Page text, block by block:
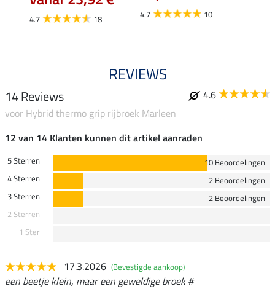
4.7 18 4.7 10
REVIEWS
14 Reviews
4.6
voor Hybrid thermo grip rijbroek Marleen
12 van 14 Klanten kunnen dit artikel aanraden
5 Sterren
10 Beoordelingen
4 Sterren
2 Beoordelingen
3 Sterren
2 Beoordelingen
2 Sterren
1 Ster
17.3.2026 (Bevestigde aankoop)
een beetje klein, maar een geweldige broek #